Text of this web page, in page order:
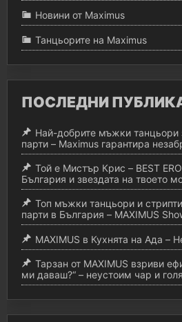
Новини от Maximus
Танцьорите на Maximus
ПОСЛЕДНИ
Най-добрите мъжки
парти – Maximus гарантира
Той е Мистър Крис – BEST
България и звездата на твоето
Топ мъжки танцьори и
парти в България – MAXIMUS
MAXIMUS в Кухнята на Ада –
Тарзан от MAXIMUS взриви
ми даваш?“ – неустоим чар и